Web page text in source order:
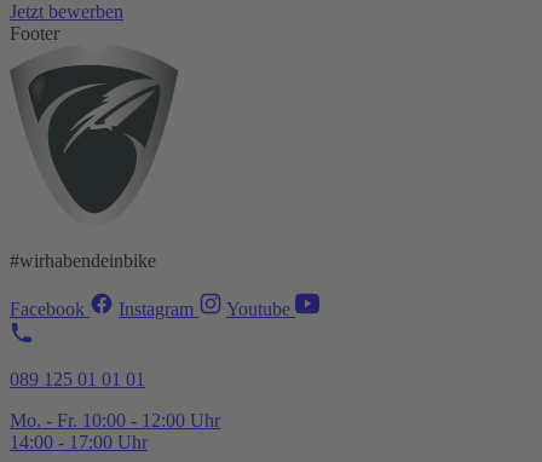
Jetzt bewerben
Footer
#wirhabendeinbike
Facebook Instagram Youtube
089 125 01 01 01
Mo. - Fr. 10:00 - 12:00 Uhr
14:00 - 17:00 Uhr